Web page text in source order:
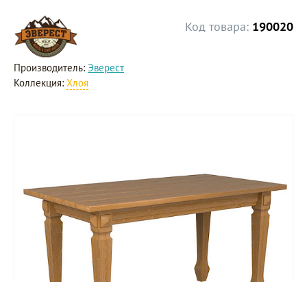
Код товара: 190020
Производитель: Эверест
Коллекция: Хлоя